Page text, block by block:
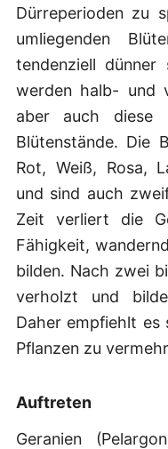
Dürreperioden zu
umliegenden
tendenziell dünner
werden halb- und
aber auch diese
Blütenstände. Die
Rot, Weiß, Rosa,
und sind auch
Zeit verliert die
Fähigkeit,
bilden. Nach zwei
verholzt und
Daher empfiehlt es
Pflanzen zu
Auftreten
Geranien